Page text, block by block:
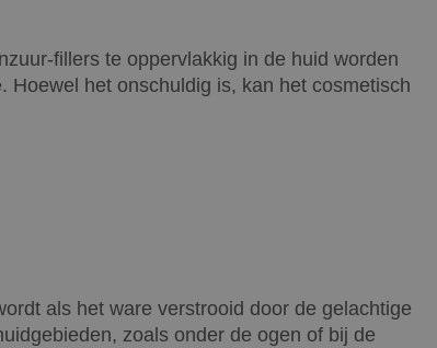
fillers te oppervlakkig in de huid worden
het onschuldig is, kan het cosmetisch
als het ware verstrooid door de gelachtige
zoals onder de ogen of bij de